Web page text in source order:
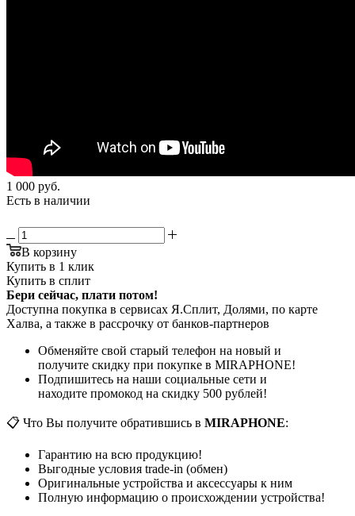
1 000 руб.
Есть в наличии
В корзину
Купить в 1 клик
Купить в сплит
Бери сейчас, плати потом!
Доступна покупка в сервисах Я.Сплит, Долями, по карте
Халва, а также в рассрочку от банков-партнеров
Обменяйте свой старый телефон на новый и
получите скидку при покупке в MIRAPHONE!
Подпишитесь на наши социальные сети и
находите промокод на скидку 500 рублей!
📋 Что Вы получите обратившись в MIRAPHONE:
Гарантию на всю продукцию!
Выгодные условия trade-in (обмен)
Оригинальные устройства и аксессуары к ним
Полную информацию о происхождении устройства!